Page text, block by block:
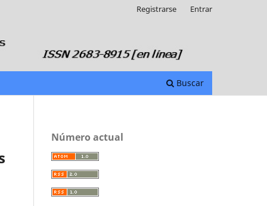
Buscar
Registrarse Entrar
Número actual